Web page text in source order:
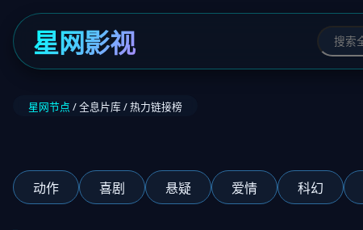
星网影视
星网节点 / 全息片库 / 热力链接榜
动作 喜剧 悬疑 爱情 科幻